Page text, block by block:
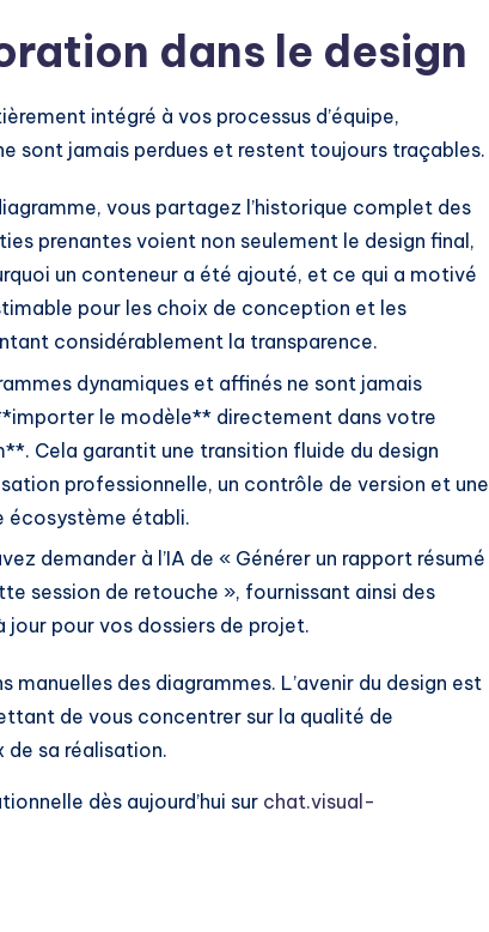
dans le design
intégré à vos processus d’équipe,
sont jamais perdues et restent toujours traçables.
vous partagez l’historique complet des
prenantes voient non seulement le design final,
un conteneur a été ajouté, et ce qui a motivé
pour les choix de conception et les
considérablement la transparence.
dynamiques et affinés ne sont jamais
le modèle** directement dans votre
Cela garantit une transition fluide du design
professionnelle, un contrôle de version et une
écosystème établi.
demander à l’IA de « Générer un rapport résumé
session de retouche », fournissant ainsi des
pour vos dossiers de projet.
des diagrammes. L’avenir du design est
de vous concentrer sur la qualité de
de sa réalisation.
dès aujourd’hui sur chat.visual-